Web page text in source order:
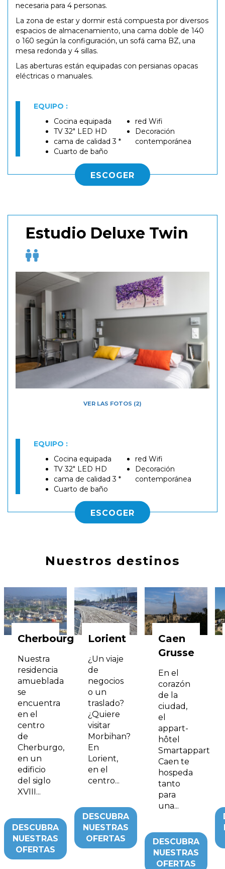
necesaria para 4 personas.
La zona de estar y dormir está compuesta por diversos
espacios de almacenamiento, una cama doble de 140
o 160 según la configuración, un sofá cama BZ, una
mesa redonda y 4 sillas.
Las aberturas están equipadas con persianas opacas
eléctricas o manuales.
EQUIPO :
Cocina equipada
TV 32" LED HD
cama de calidad 3 *
Cuarto de baño
red Wifi
Decoración
contemporánea
ESCOGER
Estudio Deluxe Twin
VER LAS FOTOS (2)
EQUIPO :
Cocina equipada
TV 32" LED HD
cama de calidad 3 *
Cuarto de baño
red Wifi
Decoración
contemporánea
ESCOGER
Nuestros destinos
Cherbourg
Nuestra
residencia
amueblada
se
encuentra
en el
centro
de
Cherburgo,
en un
edificio
del siglo
XVIII...
DESCUBRA
NUESTRAS
OFERTAS
Lorient
¿Un viaje
de
negocios
o un
traslado?
¿Quiere
visitar
Morbihan?
En
Lorient,
en el
centro...
DESCUBRA
NUESTRAS
OFERTAS
Caen
Grusse
En el
corazón
de la
ciudad,
el
appart-
hôtel
Smartappart
Caen te
hospeda
tanto
para
una...
DESCUBRA
NUESTRAS
OFERTAS